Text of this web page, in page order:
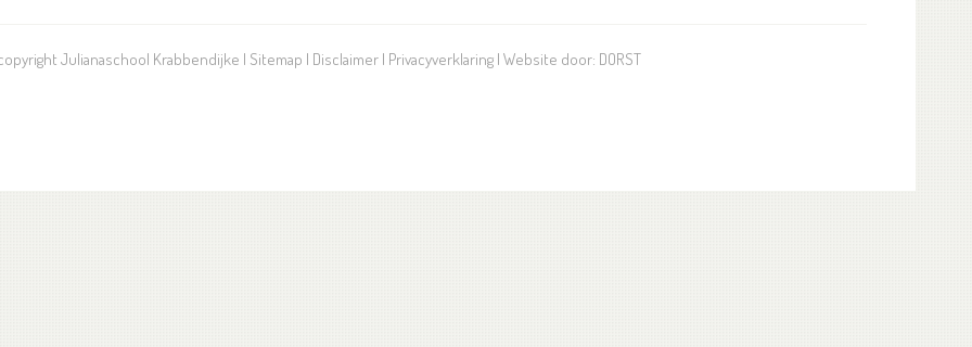
Julianaschool Krabbendijke | Sitemap | Disclaimer | Privacyverklaring | Website door: DORST